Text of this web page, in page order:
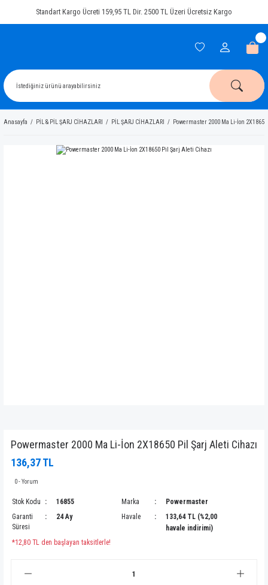
Standart Kargo Ücreti 159,95 TL Dir. 2500 TL Üzeri Ücretsiz Kargo
Anasayfa PİL & PİL ŞARJ CİHAZLARI PİL ŞARJ CİHAZLARI Powermaster 2000 Ma Li-İon
Powermaster 2000 Ma Li-İon 2X18650 Pil Şarj Aleti Cihazı
136,37 TL
0 - Yorum
Stok Kodu 16855 Marka
Powermaster
Garanti
Süresi
24 Ay Havale
133,64 TL (%2,00
havale indirimi)
*12,80 TL den başlayan taksitlerle!